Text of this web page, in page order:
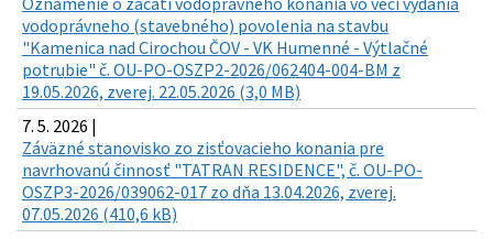
vodoprávneho (stavebného) povolenia na stavbu
"Kamenica nad Cirochou ČOV - VK Humenné - Výtlačné
potrubie" č. OU-PO-OSZP2-2026/062404-004-BM z
19.05.2026, zverej. 22.05.2026 (3,0 MB)
7. 5. 2026 |
Záväzné stanovisko zo zisťovacieho konania pre
navrhovanú činnosť "TATRAN RESIDENCE", č. OU-PO-
OSZP3-2026/039062-017 zo dňa 13.04.2026, zverej.
07.05.2026 (410,6 kB)